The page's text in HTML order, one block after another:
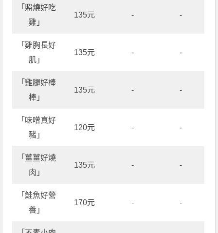
「照燒好吃
雞」
135元 - -
「雞胸長好
肌」
135元 - -
「雞腿好棒
棒」
135元 - -
「味噌真好
豬」
120元 - -
「薑薑好燒
肉」
135元 - -
「鮭魚好營
養」
170元 - -